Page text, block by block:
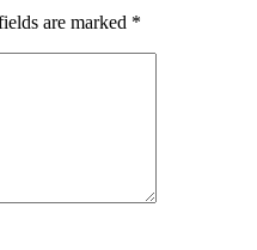
are marked *